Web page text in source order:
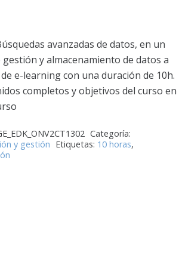
avanzadas de datos, en un
gestión y almacenamiento de datos a
e-learning con una duración de 10h.
completos y objetivos del curso en
Categoría:
y gestión Etiquetas: 10 horas,